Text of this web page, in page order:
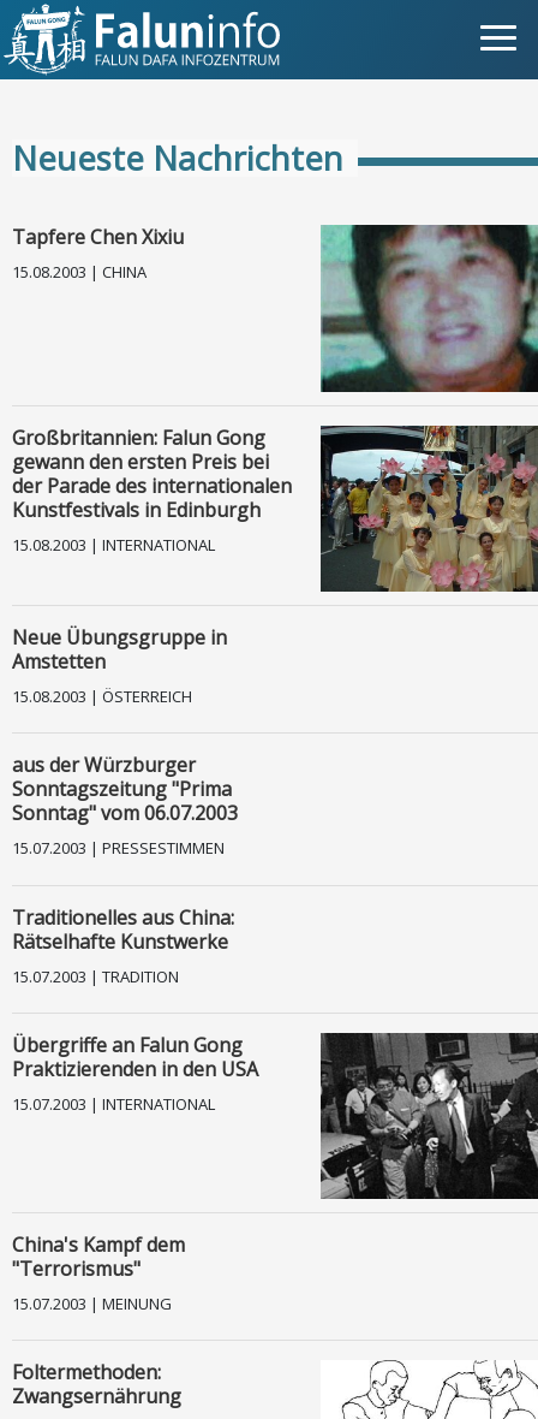
Warum verfolgt?
Pressemitteilungen
Persönliche Geschichten
Neueste Nachrichten
Newsletter
Fotos
Impressum
Andere Sprachen
Neueste Nachrichten
Tapfere Chen Xixiu
15.08.2003 | CHINA
Großbritannien: Falun Gong
gewann den ersten Preis bei
der Parade des internationalen
Kunstfestivals in Edinburgh
15.08.2003 | INTERNATIONAL
Neue Übungsgruppe in
Amstetten
15.08.2003 | ÖSTERREICH
aus der Würzburger
Sonntagszeitung "Prima
Sonntag" vom 06.07.2003
15.07.2003 | PRESSESTIMMEN
Traditionelles aus China:
Rätselhafte Kunstwerke
15.07.2003 | TRADITION
Übergriffe an Falun Gong
Praktizierenden in den USA
15.07.2003 | INTERNATIONAL
China's Kampf dem
"Terrorismus"
15.07.2003 | MEINUNG
Foltermethoden:
Zwangsernährung